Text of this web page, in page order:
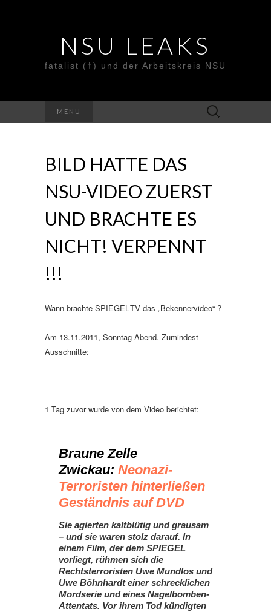
NSU LEAKS
fatalist (†) und der Arbeitskreis NSU
MENU
Suche
nach:
BILD HATTE DAS
NSU-VIDEO ZUERST
UND BRACHTE ES
NICHT! VERPENNT
!!!
Wann brachte SPIEGEL-TV das „Bekennervideo“ ?
Am 13.11.2011, Sonntag Abend. Zumindest
Ausschnitte:
1 Tag zuvor wurde von dem Video berichtet:
Braune Zelle
Zwickau: Neonazi-
Terroristen hinterließen
Geständnis auf DVD
Sie agierten kaltblütig und grausam
– und sie waren stolz darauf. In
einem Film, der dem SPIEGEL
vorliegt, rühmen sich die
Rechtsterroristen Uwe Mundlos und
Uwe Böhnhardt einer schrecklichen
Mordserie und eines Nagelbomben-
Attentats. Vor ihrem Tod kündigten